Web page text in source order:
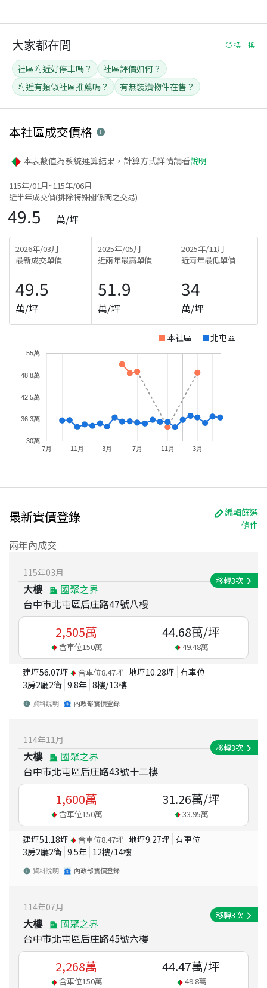
大家都在問 換一換
社區附近好停車嗎？
社區評價如何？
附近有類似社區推薦嗎？
有無裝潢物件在售？
本社區成交價格
本表數值為系統運算結果，計算方式詳情請看說明
115年/01月~115年/06月
近半年成交價(排除特殊關係間之交易)
49.5 萬/坪
2026年/03月
最新成交單價
49.5
萬/坪
2025年/05月
近兩年最高單價
51.9
萬/坪
2025年/11月
近兩年最低單價
34
萬/坪
本社區 北屯區
7月 11月 3月 7月 11月 3月
30萬
36.3萬
42.5萬
48.8萬
55萬
最新實價登錄
編輯篩選
條件
兩年內成交
115年03月
大樓
國聚之界
台中市北屯區后庄路47號八樓
移轉3次
2,505萬
含車位150萬
44.68萬/坪
49.48萬
建坪56.07坪 含車位8.47坪 地坪10.28坪 有車位
3房2廳2衛 9.8年 8樓/13樓
資料說明 內政部實價登錄
114年11 月
大樓
國聚之界
台中市北屯區后庄路43號十二樓
移轉3次
1,600萬
含車位150萬
31.26萬/坪
33.95萬
建坪51.18坪 含車位8.47坪 地坪9.27坪 有車位
3房2廳2衛 9.5年 12樓/14樓
資料說明 內政部實價登錄
114年07月
大樓
國聚之界
台中市北屯區后庄路45號六樓
移轉3次
2,268萬
含車位150萬
44.47萬/坪
49.8萬